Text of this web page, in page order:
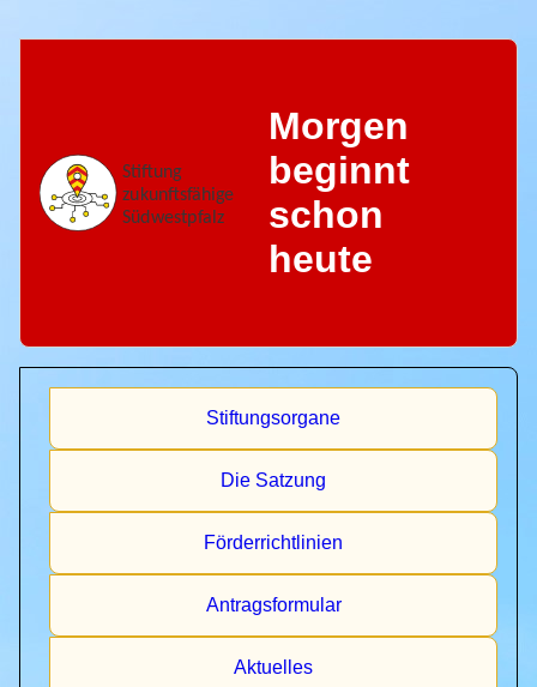
Morgen
beginnt
schon
heute
Stiftungsorgane
Die Satzung
Förderrichtlinien
Antragsformular
Aktuelles